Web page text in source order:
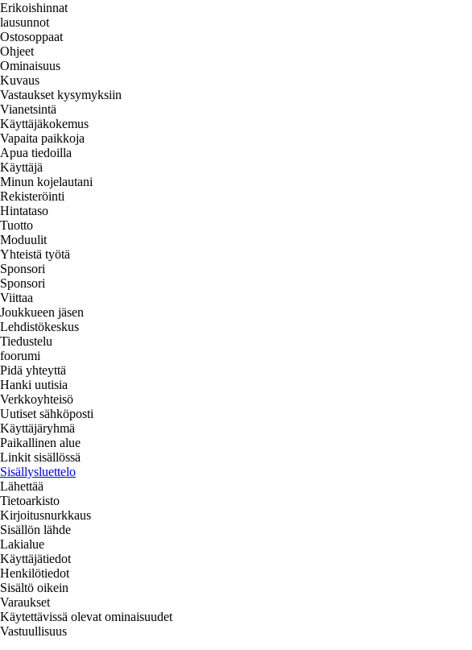
Erikoishinnat
lausunnot
Ostosoppaat
Ohjeet
Ominaisuus
Kuvaus
Vastaukset kysymyksiin
Vianetsintä
Käyttäjäkokemus
Vapaita paikkoja
Apua tiedoilla
Käyttäjä
Minun kojelautani
Rekisteröinti
Hintataso
Tuotto
Moduulit
Yhteistä työtä
Sponsori
Sponsori
Viittaa
Joukkueen jäsen
Lehdistökeskus
Tiedustelu
foorumi
Pidä yhteyttä
Hanki uutisia
Verkkoyhteisö
Uutiset sähköposti
Käyttäjäryhmä
Paikallinen alue
Linkit sisällössä
Sisällysluettelo
Lähettää
Tietoarkisto
Kirjoitusnurkkaus
Sisällön lähde
Lakialue
Käyttäjätiedot
Henkilötiedot
Sisältö oikein
Varaukset
Käytettävissä olevat ominaisuudet
Vastuullisuus